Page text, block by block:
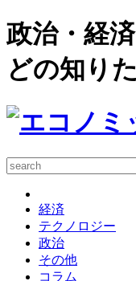
政治・経
どの知り
経済
テクノロジー
政治
その他
コラム